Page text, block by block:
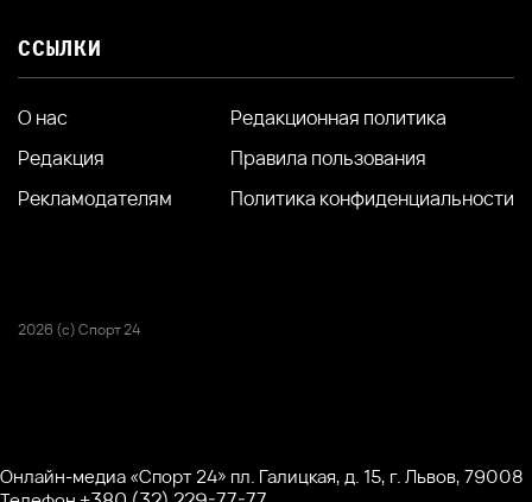
ССЫЛКИ
О нас
Редакция
Рекламодателям
Редакционная политика
Правила пользования
Политика конфиденциальности
2026 (с) Спорт 24
Онлайн-медиа «Спорт 24» пл. Галицкая, д. 15, г. Львов, 79008